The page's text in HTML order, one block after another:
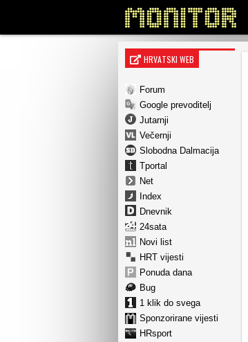
HRVATSKI WEB
Forum
Google prevoditelj
Jutarnji
Večernji
Slobodna Dalmacija
Tportal
Net
Index
Dnevnik
24sata
Novi list
HRT vijesti
Ponuda dana
Bug
1 klik do svega
Sponzorirane vijesti
HRsport